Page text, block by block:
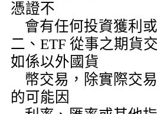
憑證不
二、ETF 從事之期貨
如係以外國貨
的可能因